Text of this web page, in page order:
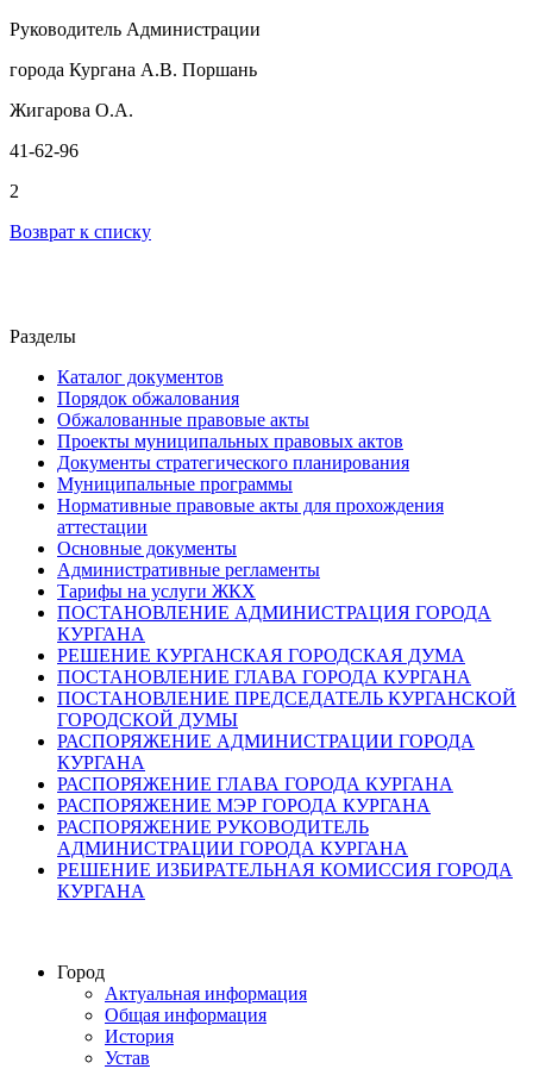
Руководитель Администрации
города Кургана А.В. Поршань
Жигарова О.А.
41-62-96
2
Возврат к списку
Разделы
Каталог документов
Порядок обжалования
Обжалованные правовые акты
Проекты муниципальных правовых актов
Документы стратегического планирования
Муниципальные программы
Нормативные правовые акты для прохождения
аттестации
Основные документы
Административные регламенты
Тарифы на услуги ЖКХ
ПОСТАНОВЛЕНИЕ АДМИНИСТРАЦИЯ ГОРОДА
КУРГАНА
РЕШЕНИЕ КУРГАНСКАЯ ГОРОДСКАЯ ДУМА
ПОСТАНОВЛЕНИЕ ГЛАВА ГОРОДА КУРГАНА
ПОСТАНОВЛЕНИЕ ПРЕДСЕДАТЕЛЬ КУРГАНСКОЙ
ГОРОДСКОЙ ДУМЫ
РАСПОРЯЖЕНИЕ АДМИНИСТРАЦИИ ГОРОДА
КУРГАНА
РАСПОРЯЖЕНИЕ ГЛАВА ГОРОДА КУРГАНА
РАСПОРЯЖЕНИЕ МЭР ГОРОДА КУРГАНА
РАСПОРЯЖЕНИЕ РУКОВОДИТЕЛЬ
АДМИНИСТРАЦИИ ГОРОДА КУРГАНА
РЕШЕНИЕ ИЗБИРАТЕЛЬНАЯ КОМИССИЯ ГОРОДА
КУРГАНА
Город
Актуальная информация
Общая информация
История
Устав